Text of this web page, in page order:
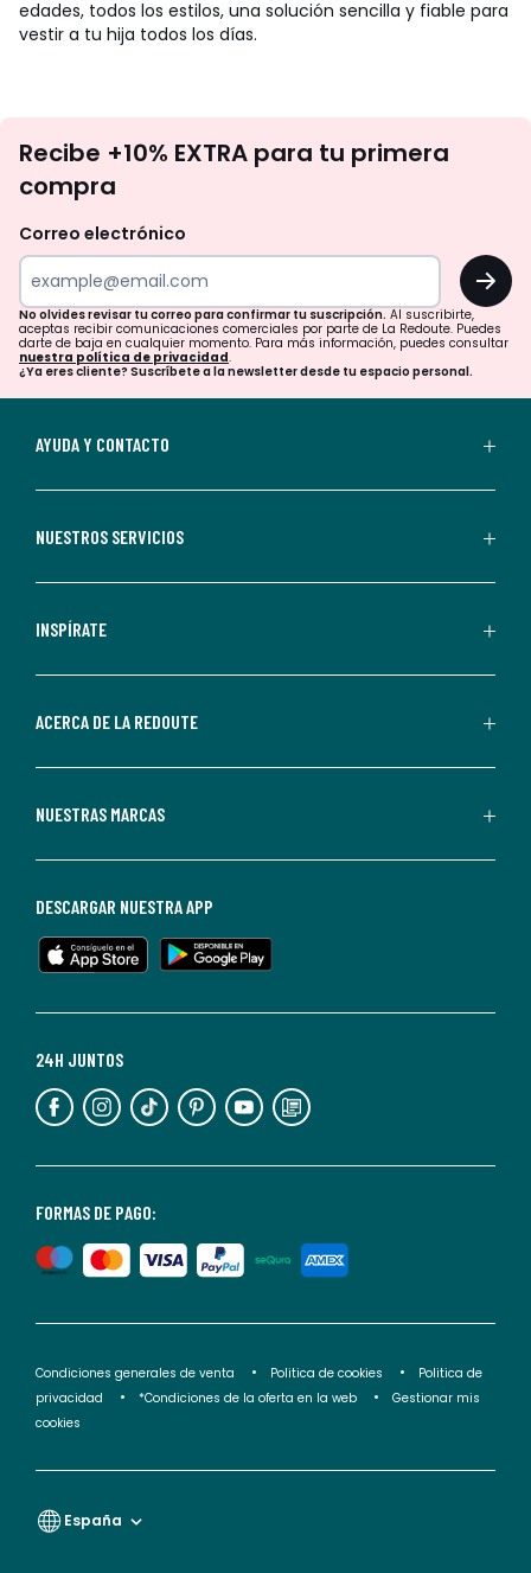
edades, todos los estilos, una solución sencilla y fiable para
vestir a tu hija todos los días.
te
tu
para
confirmar
tu
suscripción.
aceptas
comerciales
personalizadas
parte
Redoute.
de
en
cualquier
Para
información,
puedes
nuestra
de
privacidad</2>.
Recibe +10% EXTRA para tu primera
compra
Correo electrónico
OK
No olvides revisar tu correo para confirmar tu suscripción. Al suscribirte,
aceptas recibir comunicaciones comerciales por parte de La Redoute. Puedes
darte de baja en cualquier momento. Para más información, puedes consultar
nuestra política de privacidad.
¿Ya eres cliente? Suscríbete a la newsletter desde tu espacio personal.
AYUDA Y CONTACTO
NUESTROS SERVICIOS
INSPÍRATE
ACERCA DE LA REDOUTE
NUESTRAS MARCAS
FORMAS DE PAGO:
24H JUNTOS
DESCARGAR NUESTRA APP
Condiciones generales de venta Politica de cookies
Politica de
privacidad
*Condiciones de la oferta en la web
Gestionar mis
cookies
España